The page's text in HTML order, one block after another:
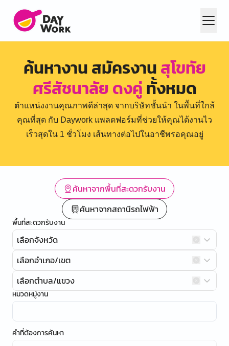
ค้นหางาน สมัครงานสุโขทัย
ศรีสัชนาลัย ดงคู่ทั้งหมด
ตำแหน่งงานคุณภาพดีล่าสุด จากบริษัทชั้นนำ ในพื้นที่ใกล้
คุณที่สุด กับ Daywork แพลตฟอร์มที่ช่วยให้คุณได้งานไว
เร็วสุดใน 1 ชั่วโมง เส้นทางต่อไปในอาชีพรอคุณอยู่
ค้นหาจากพื้นที่สะดวกรับงาน
ค้นหาจากสถานีรถไฟฟ้า
พื้นที่สะดวกรับงาน
เลือกจังหวัด
เลือกอำเภอ/เขต
เลือกตำบล/แขวง
หมวดหมู่งาน
คำที่ต้องการค้นหา